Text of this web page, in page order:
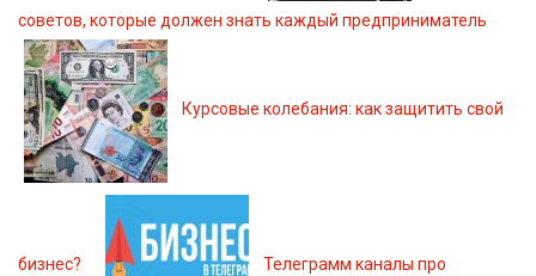
советов, которые должен знать каждый предприниматель
Курсовые колебания: как защитить свой
бизнес? Телеграмм каналы про